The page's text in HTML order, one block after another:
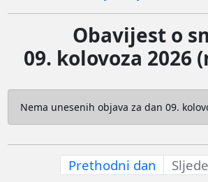
Obavijest o
09. kolovoza 2026
Nema unesenih objava za dan 09.
Prethodni dan